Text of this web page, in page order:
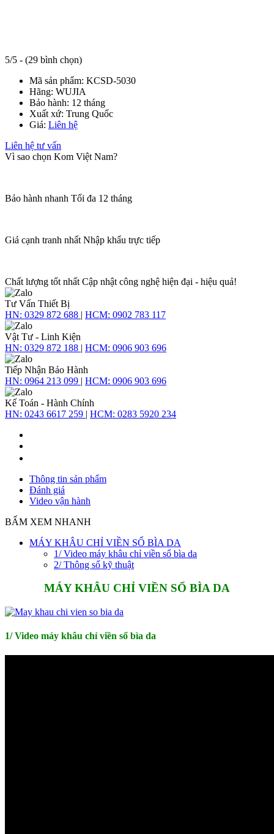
5/5 - (29 bình chọn)
Mã sản phẩm: KCSD-5030
Hãng: WUJIA
Bảo hành: 12 tháng
Xuất xứ: Trung Quốc
Giá: Liên hệ
Liên hệ tư vấn
Vì sao chọn Kom Việt Nam?
Bảo hành nhanh Tối đa 12 tháng
Giá cạnh tranh nhất Nhập khẩu trực tiếp
Chất lượng tốt nhất Cập nhật công nghệ hiện đại - hiệu quả!
Tư Vấn Thiết Bị
HN: 0329 872 688 | HCM: 0902 783 117
Vật Tư - Linh Kiện
HN: 0329 872 188 | HCM: 0906 903 696
Tiếp Nhận Bảo Hành
HN: 0964 213 099 | HCM: 0906 903 696
Kế Toán - Hành Chính
HN: 0243 6617 259 | HCM: 0283 5920 234
Thông tin sản phẩm
Đánh giá
Video vận hành
BẤM XEM NHANH
MÁY KHÂU CHỈ VIỀN SỔ BÌA DA
1/ Video máy khâu chỉ viền sổ bìa da
2/ Thông số kỹ thuật
MÁY KHÂU CHỈ VIỀN SỔ BÌA DA
1/ Video máy khâu chỉ viền sổ bìa da